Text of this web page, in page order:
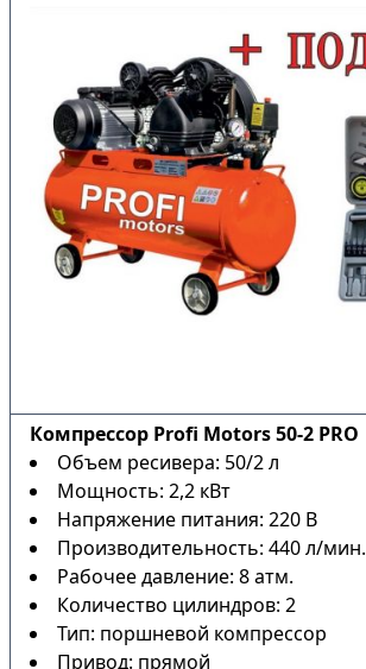
Компрессор Profi Motors 50-2 PRO
Объем ресивера: 50/2 л
Мощность: 2,2 кВт
Напряжение питания: 220 В
Производительность: 440 л/мин.
Рабочее давление: 8 атм.
Количество цилиндров: 2
Тип: поршневой компрессор
Привод: прямой